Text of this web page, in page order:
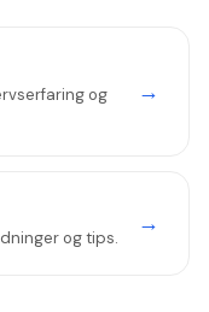
til
— særligt
og
→
og tips.
→